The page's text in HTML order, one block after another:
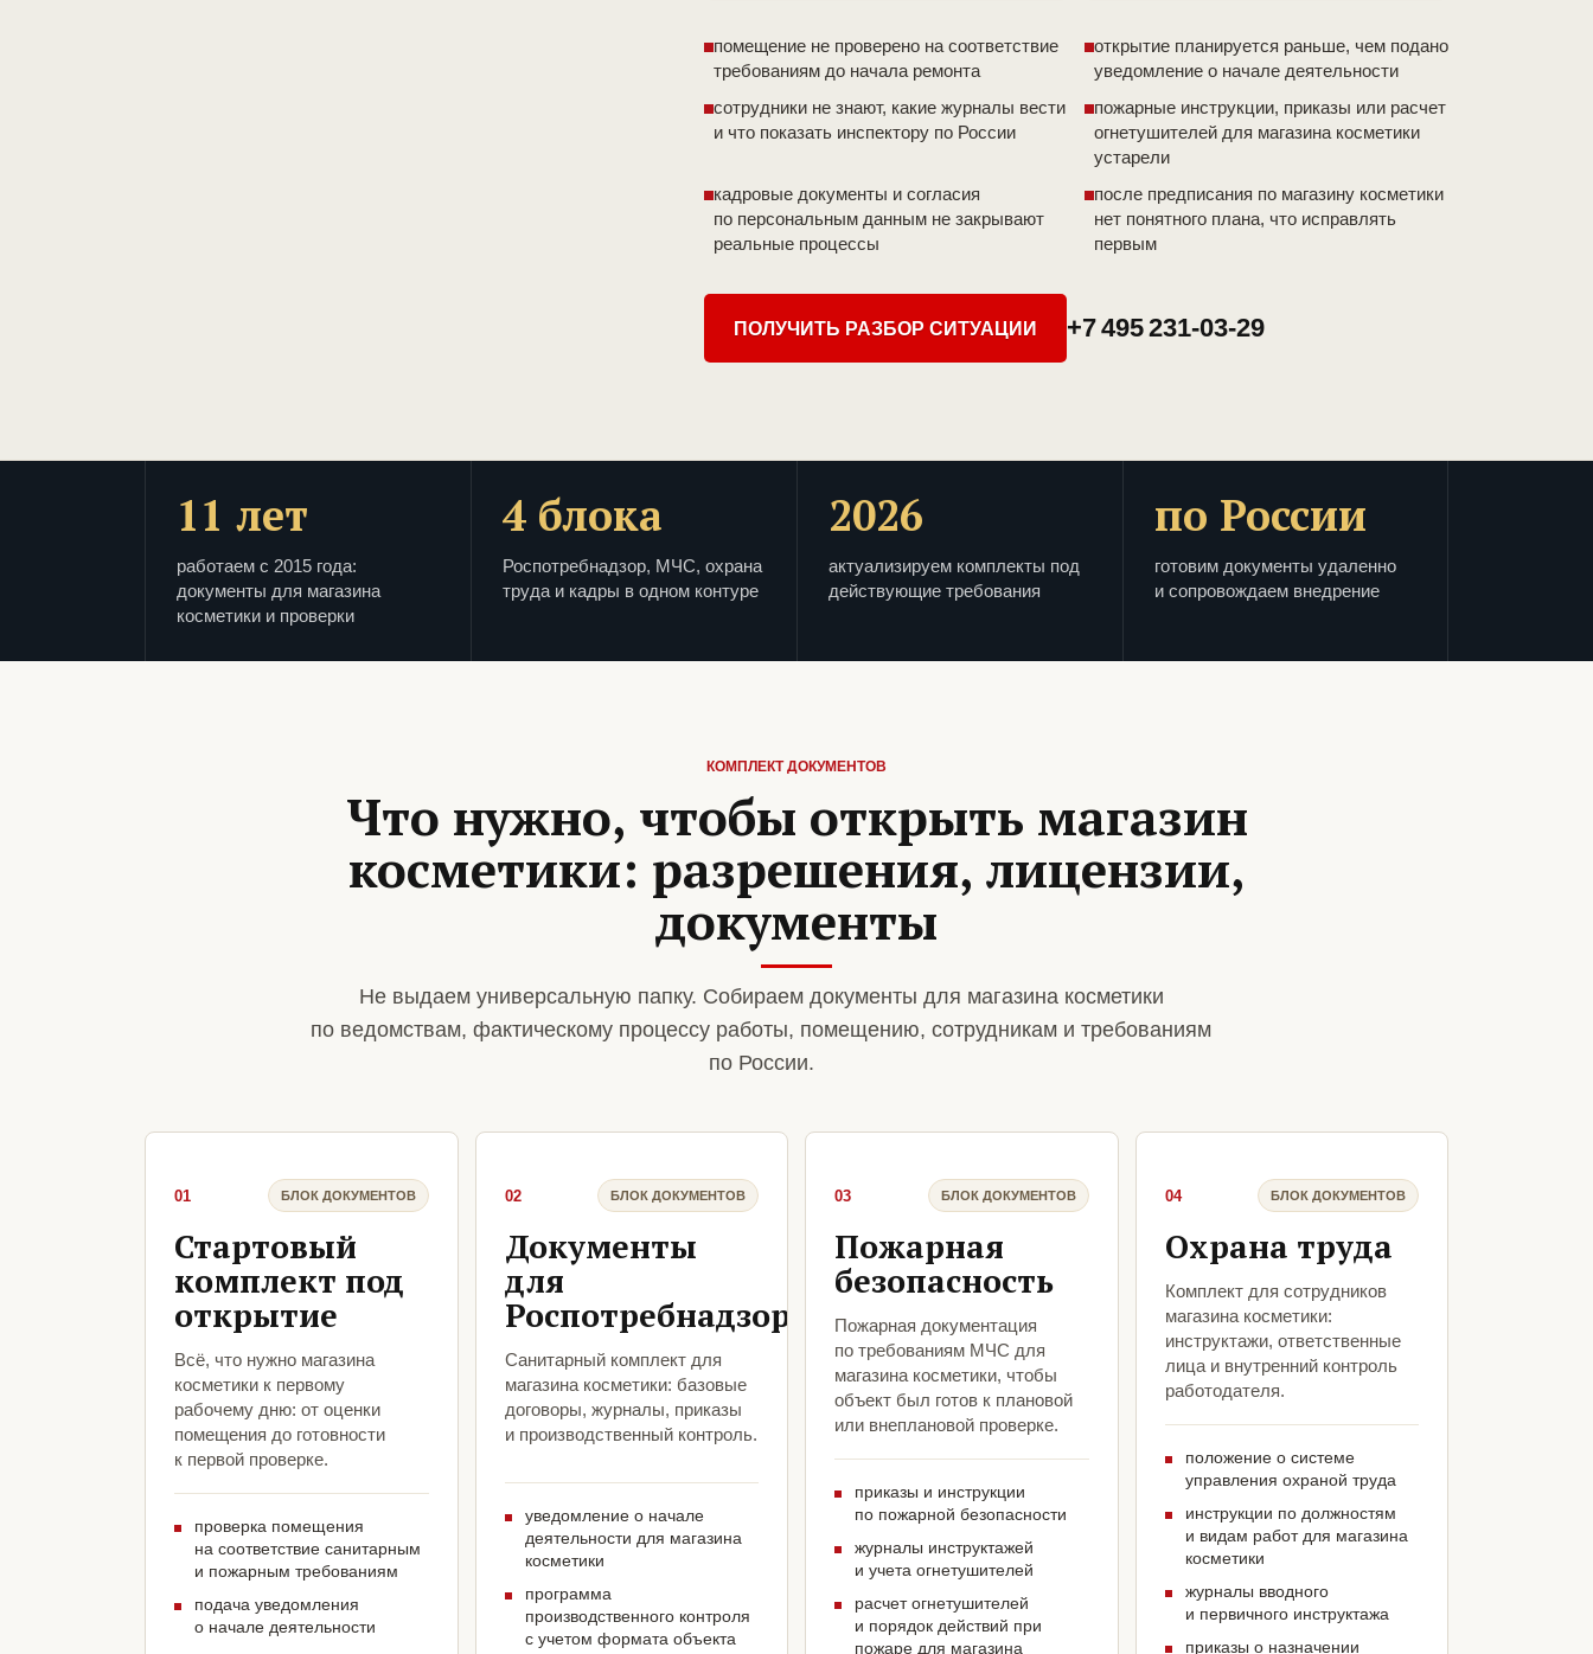
помещение не проверено на соответствие
требованиям до начала ремонта
открытие планируется раньше, чем подано
уведомление о начале деятельности
сотрудники не знают, какие журналы вести
и что показать инспектору по России
пожарные инструкции, приказы или расчет
огнетушителей для магазина косметики
устарели
кадровые документы и согласия
по персональным данным не закрывают
реальные процессы
после предписания по магазину косметики
нет понятного плана, что исправлять
первым
ПОЛУЧИТЬ РАЗБОР СИТУАЦИИ +7 495 231-03-29
11 лет
работаем с 2015 года:
документы для магазина
косметики и проверки
4 блока
Роспотребнадзор, МЧС, охрана
труда и кадры в одном контуре
2026
актуализируем комплекты под
действующие требования
по России
готовим документы удаленно
и сопровождаем внедрение
КОМПЛЕКТ ДОКУМЕНТОВ
Что нужно, чтобы открыть магазин
косметики: разрешения, лицензии,
документы
Не выдаем универсальную папку. Собираем документы для магазина косметики
по ведомствам, фактическому процессу работы, помещению, сотрудникам и требованиям
по России.
01 БЛОК ДОКУМЕНТОВ
Стартовый
комплект под
открытие
Всё, что нужно магазина
косметики к первому
рабочему дню: от оценки
помещения до готовности
к первой проверке.
проверка помещения
на соответствие санитарным
и пожарным требованиям
подача уведомления
о начале деятельности
02 БЛОК ДОКУМЕНТОВ
Документы
для
Роспотребнадзора
Санитарный комплект для
магазина косметики: базовые
договоры, журналы, приказы
и производственный контроль.
уведомление о начале
деятельности для магазина
косметики
программа
производственного контроля
с учетом формата объекта
03 БЛОК ДОКУМЕНТОВ
Пожарная
безопасность
Пожарная документация
по требованиям МЧС для
магазина косметики, чтобы
объект был готов к плановой
или внеплановой проверке.
приказы и инструкции
по пожарной безопасности
журналы инструктажей
и учета огнетушителей
расчет огнетушителей
и порядок действий при
пожаре для магазина
04 БЛОК ДОКУМЕНТОВ
Охрана труда
Комплект для сотрудников
магазина косметики:
инструктажи, ответственные
лица и внутренний контроль
работодателя.
положение о системе
управления охраной труда
инструкции по должностям
и видам работ для магазина
косметики
журналы вводного
и первичного инструктажа
приказы о назначении